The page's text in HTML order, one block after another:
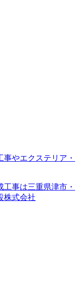
事は三重県津市・
株式会社